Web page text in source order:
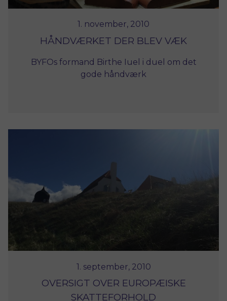
1. november, 2010
HÅNDVÆRKET DER BLEV VÆK
BYFOs formand Birthe Iuel i duel om det
gode håndværk
1. september, 2010
OVERSIGT OVER EUROPÆISKE
SKATTEFORHOLD